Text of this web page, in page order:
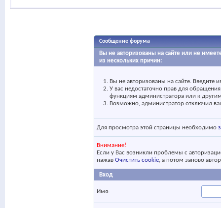
Сообщение форума
Вы не авторизованы на сайте или не
из нескольких причин:
Вы не авторизованы на сайте. Введите
У вас недостаточно прав для
функциям администратора или к
Возможно, администратор отключил
Для просмотра этой страницы необходимо
Внимание!
Если у Вас возникли проблемы с
нажав Очистить cookie, а потом заново
Вход
Имя: